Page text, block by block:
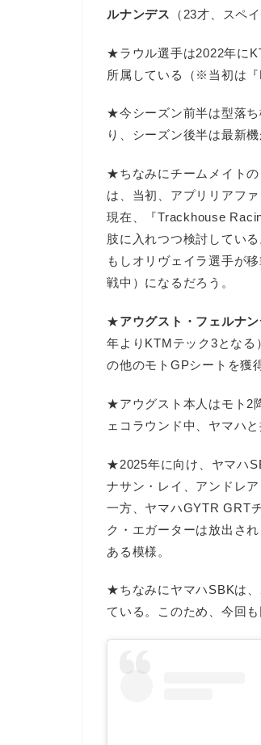
ルナンデス
（23才、スペ
★ラウル選手は2022年に
所属している（※当初は『
★今シーズン前半は型落ち
り、シーズン後半は最新
★ちなみにチームメイトの
は、当初、アプリリアフ
現在、『Trackhouse
肢に入れつつ検討している
もしオリヴェイラ選手が
戦中）になるだろう。
★アウグスト・フェルナ
年よりKTMテック3となる
の他のモトGPシートを獲
★アウグスト本人はモト2
ェコラウンド中、ヤマハと
★2025年に向け、ヤマハ
ナサン・レイ、アンドレア
一方、ヤマハGYTR GRT
ク・エガーターは放出さ
ある模様。
★ちなみにヤマハSBKは
ている。このため、今回